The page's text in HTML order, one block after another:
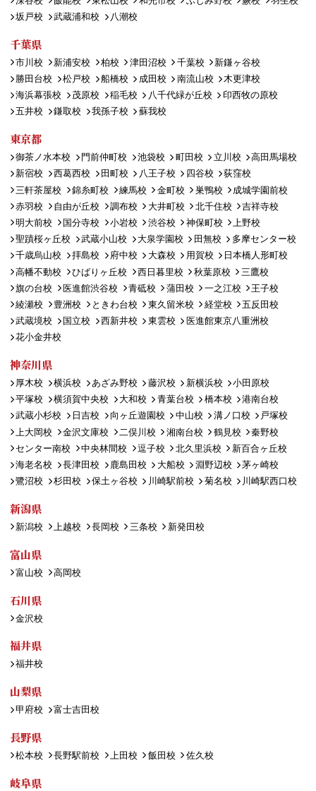
坂戸校
武蔵浦和校 八潮校
千葉県
市川校 新浦安校 柏校 津田沼校 千葉校
新鎌ヶ谷校
勝田台校
松戸校 船橋校 成田校 南流山校
木更津校
海浜幕張校
茂原校 稲毛校 八千代緑が丘校
印西牧の原校
五井校
鎌取校 我孫子校 蘇我校
東京都
御茶ノ水本校 門前仲町校 池袋校 町田校 立川校
高田馬場校
新宿校
西葛西校 田町校 八王子校 四谷校
荻窪校
三軒茶屋校
錦糸町校 練馬校 金町校 巣鴨校
成城学園前校
赤羽校
自由が丘校 調布校 大井町校 北千住校
吉祥寺校
明大前校
国分寺校 小岩校 渋谷校 神保町校
上野校
聖蹟桜ヶ丘校
武蔵小山校 大泉学園校 田無校
多摩センター校
千歳烏山校
拝島校 府中校 大森校 用賀校
日本橋人形町校
高幡不動校
ひばりヶ丘校 西日暮里校 秋葉原校
三鷹校
旗の台校
医進館渋谷校 青砥校 蒲田校 一之江校
王子校
綾瀬校
豊洲校 ときわ台校 東久留米校 経堂校
五反田校
武蔵境校
国立校 西新井校 東雲校
医進館東京八重洲校
花小金井校
神奈川県
厚木校 横浜校 あざみ野校 藤沢校 新横浜校
小田原校
平塚校
横須賀中央校 大和校 青葉台校 橋本校
港南台校
武蔵小杉校
日吉校 向ヶ丘遊園校 中山校 溝ノ口校
戸塚校
上大岡校
金沢文庫校 二俣川校 湘南台校 鶴見校
秦野校
センター南校
中央林間校 逗子校 北久里浜校
新百合ヶ丘校
海老名校
長津田校 鹿島田校 大船校 淵野辺校
茅ヶ崎校
鷺沼校
杉田校 保土ヶ谷校 川崎駅前校 菊名校 川崎駅西口校
新潟県
新潟校 上越校 長岡校 三条校 新発田校
富山県
富山校 高岡校
石川県
金沢校
福井県
福井校
山梨県
甲府校 富士吉田校
長野県
松本校 長野駅前校 上田校 飯田校 佐久校
岐阜県